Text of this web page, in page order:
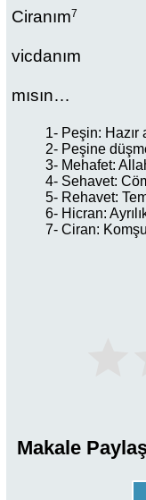
Ciranım7
vicdanım
mısın…
1- Peşin: Hazır
2- Peşine
3- Mehafet:
4- Sehavet:
5- Rehavet:
6- Hicran:
7- Ciran:
Makale